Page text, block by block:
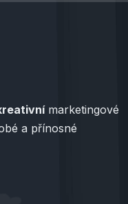
marketingové
a přínosné